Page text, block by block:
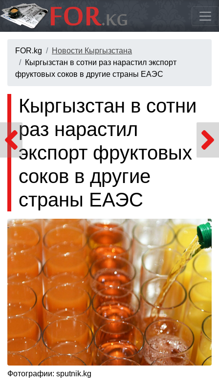
FOR.kg
Новости Кыргызстана
Кыргызстан в сотни раз нарастил экспорт
фруктовых соков в другие страны ЕАЭС
Кыргызстан в сотни
раз нарастил
экспорт фруктовых
соков в другие
страны ЕАЭС
Фотографии: sputnik.kg